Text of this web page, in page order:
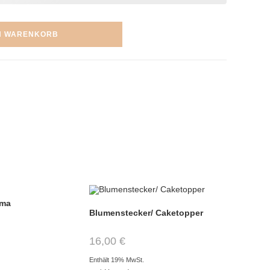
WARENKORB
Blumenstecker/ Caketopper
16,00€
Enthält 19% MwSt.